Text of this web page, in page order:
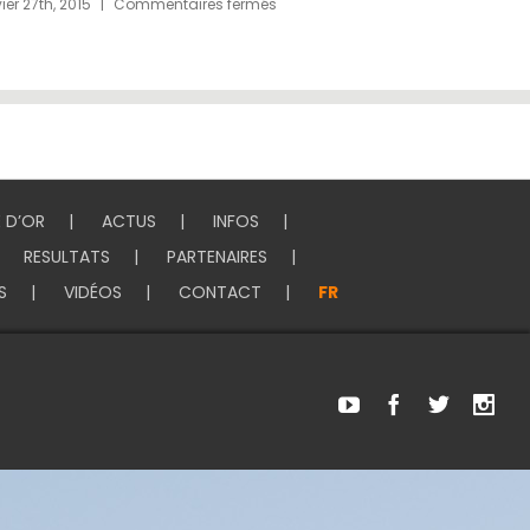
2nd, 2015 0 Comments
D’OR ACTUS
INFOS
RESULTATS
PARTENAIRES
VIDÉOS CONTACT FR
YoutubeFacebook
Twitter